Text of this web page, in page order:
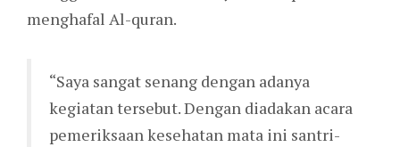
menghafal Al-quran.
“Saya sangat senang dengan adanya
kegiatan tersebut. Dengan diadakan acara
pemeriksaan kesehatan mata ini santri-